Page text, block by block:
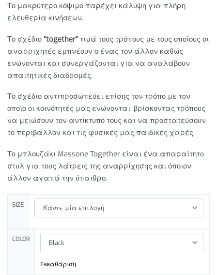
Το μακρύτερο κόψιμο παρέχει κάλυψη για πλήρη
ελευθερία κινήσεων.
Το σχέδιο “together” τιμά τους τρόπους με τους οποίους οι
αναρριχητές εμπνέουν ο ένας τον άλλον καθώς
ενώνονται και συνεργάζονται για να αναλάβουν
απαιτητικές διαδρομές.
Το σχέδιο αντιπροσωπεύει επίσης τον τρόπο με τον
οποίο οι κοινότητές μας ενώνονται, βρίσκοντας τρόπους
να μειώσουν τον αντίκτυπό τους και να προστατεύσουν
το περιβάλλον και τις φυσικές μας παιδικές χαρές.
Το μπλουζάκι Massone Together είναι ένα απαραίτητο
στυλ για τους λάτρεις της αναρρίχησης και όποιον
άλλον αγαπά την ύπαιθρο.
SIZE
COLOR
Εκκαθάριση